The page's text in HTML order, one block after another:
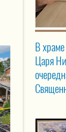
В храме
Царя